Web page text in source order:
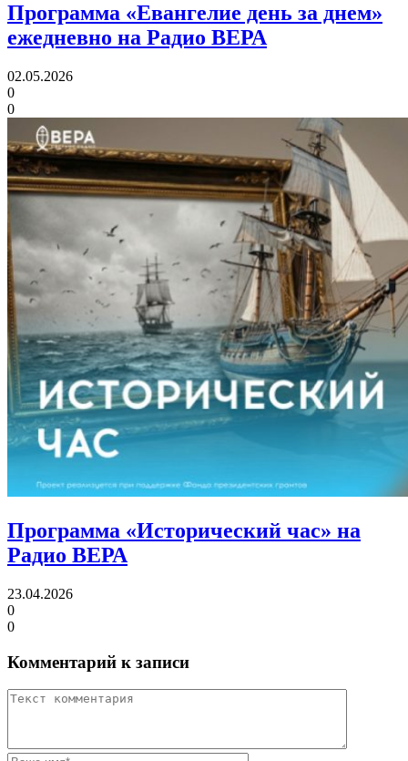
Программа «Евангелие день за днем»
ежедневно на Радио ВЕРА
02.05.2026
0
0
Программа «Исторический час» на
Радио ВЕРА
23.04.2026
0
0
Комментарий к записи